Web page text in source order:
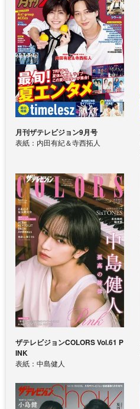
月刊ザテレビジョン9月号
表紙：内田有紀＆寺西拓人
ザテレビジョンCOLORS Vol.61 P
INK
表紙：中島健人